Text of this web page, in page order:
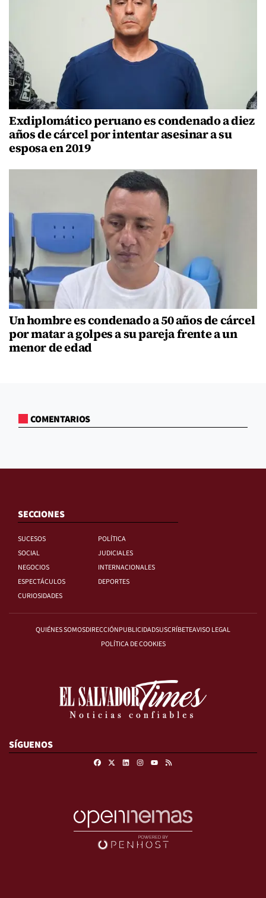
Exdiplomático peruano es condenado a diez
años de cárcel por intentar asesinar a su
esposa en 2019
Un hombre es condenado a 50 años de cárcel
por matar a golpes a su pareja frente a un
menor de edad
COMENTARIOS
SECCIONES
SUCESOS
POLÍTICA
SOCIAL
JUDICIALES
NEGOCIOS
INTERNACIONALES
ESPECTÁCULOS
DEPORTES
CURIOSIDADES
QUIÉNES SOMOSDIRECCIÓNPUBLICIDADSUSCRÍBETEAVISO LEGAL
POLÍTICA DE COOKIES
SÍGUENOS
FacebookLinkedinInstagram